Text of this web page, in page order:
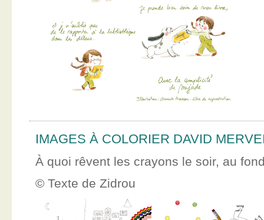
IMAGES À COLORIER DAVID
À quoi rêvent les crayons le soir, au
© Texte de Zidrou